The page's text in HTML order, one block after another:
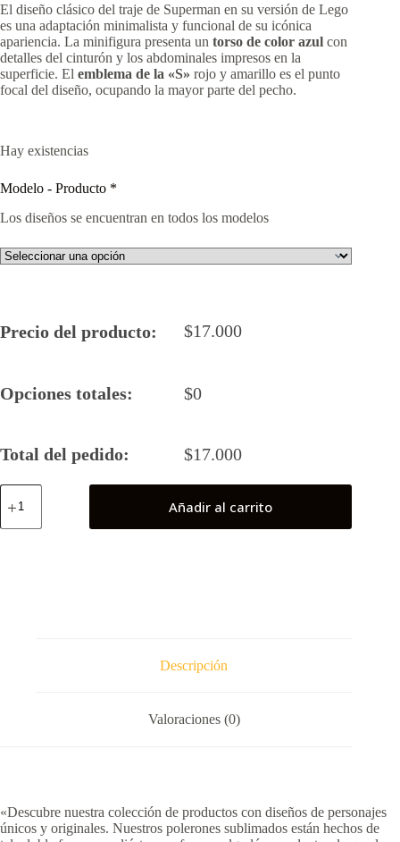
El diseño clásico del traje de Superman en su versión de Lego
es una adaptación minimalista y funcional de su icónica
apariencia. La minifigura presenta un torso de color azul con
detalles del cinturón y los abdominales impresos en la
superficie. El emblema de la «S» rojo y amarillo es el punto
focal del diseño, ocupando la mayor parte del pecho.
Hay existencias
Modelo - Producto *
Los diseños se encuentran en todos los modelos
Precio del producto: $17.000
Opciones totales: $0
Total del pedido: $17.000
Superman
Lego
Añadir al carrito
Descripción
Valoraciones (0)
«Descubre nuestra colección de productos con diseños de personajes
únicos y originales. Nuestros polerones sublimados están hechos de